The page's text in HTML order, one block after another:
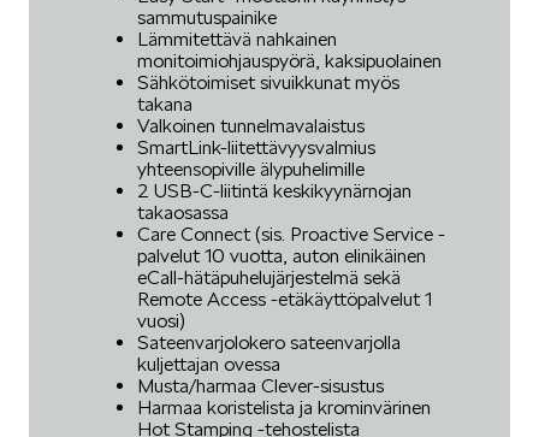
sammutuspainike
Lämmitettävä nahkainen
monitoimiohjauspyörä, kaksipuolainen
Sähkötoimiset sivuikkunat myös
takana
Valkoinen tunnelmavalaistus
SmartLink-liitettävyysvalmius
yhteensopiville älypuhelimille
2 USB-C-liitintä keskikyynärnojan
takaosassa
Care Connect (sis. Proactive Service -
palvelut 10 vuotta, auton elinikäinen
eCall-hätäpuhelujärjestelmä sekä
Remote Access -etäkäyttöpalvelut 1
vuosi)
Sateenvarjolokero sateenvarjolla
kuljettajan ovessa
Musta/harmaa Clever-sisustus
Harmaa koristelista ja krominvärinen
Hot Stamping -tehostelista